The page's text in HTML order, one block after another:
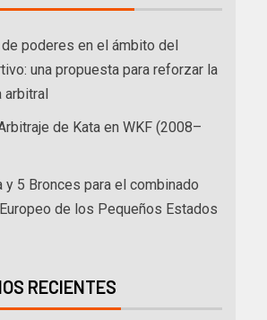
poderes en el ámbito del
una propuesta para reforzar la
arbitral
de Kata en WKF (2008–
y 5 Bronces para el combinado
de los Pequeños Estados
RECIENTES